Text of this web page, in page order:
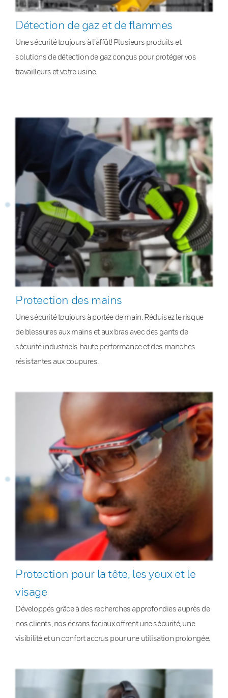
Détection de gaz et de flammes
Une sécurité toujours à l’affût! Plusieurs produits et
solutions de détection de gaz conçus pour protéger vos
travailleurs et votre usine.
Protection des mains
Une sécurité toujours à portée de main. Réduisez le risque
de blessures aux mains et aux bras avec des gants de
sécurité industriels haute performance et des manches
résistantes aux coupures.
Protection pour la tête, les yeux et le
visage
Développés grâce à des recherches approfondies auprès de
nos clients, nos écrans faciaux offrent une sécurité, une
visibilité et un confort accrus pour une utilisation prolongée.